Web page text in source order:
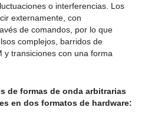
o interferencias. Los
externamente, con
de comandos, por lo que
complejos, barridos de
y transiciones con una forma
de formas de onda arbitrarias
en dos formatos de hardware: